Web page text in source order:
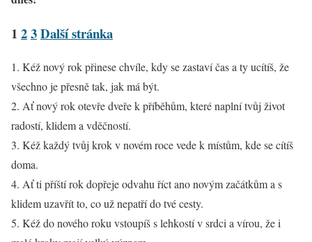
123Další stránka
1. Kéž nový rok přinese chvíle, kdy se zastaví čas a ty ucítíš, že
všechno je přesně tak, jak má být.
2. Ať nový rok otevře dveře k příběhům, které naplní tvůj život
radostí, klidem a vděčností.
3. Kéž každý tvůj krok v novém roce vede k místům, kde se cítíš
doma.
4. Ať ti příští rok dopřeje odvahu říct ano novým začátkům a s
klidem uzavřít to, co už nepatří do tvé cesty.
5. Kéž do nového roku vstoupíš s lehkostí v srdci a vírou, že i